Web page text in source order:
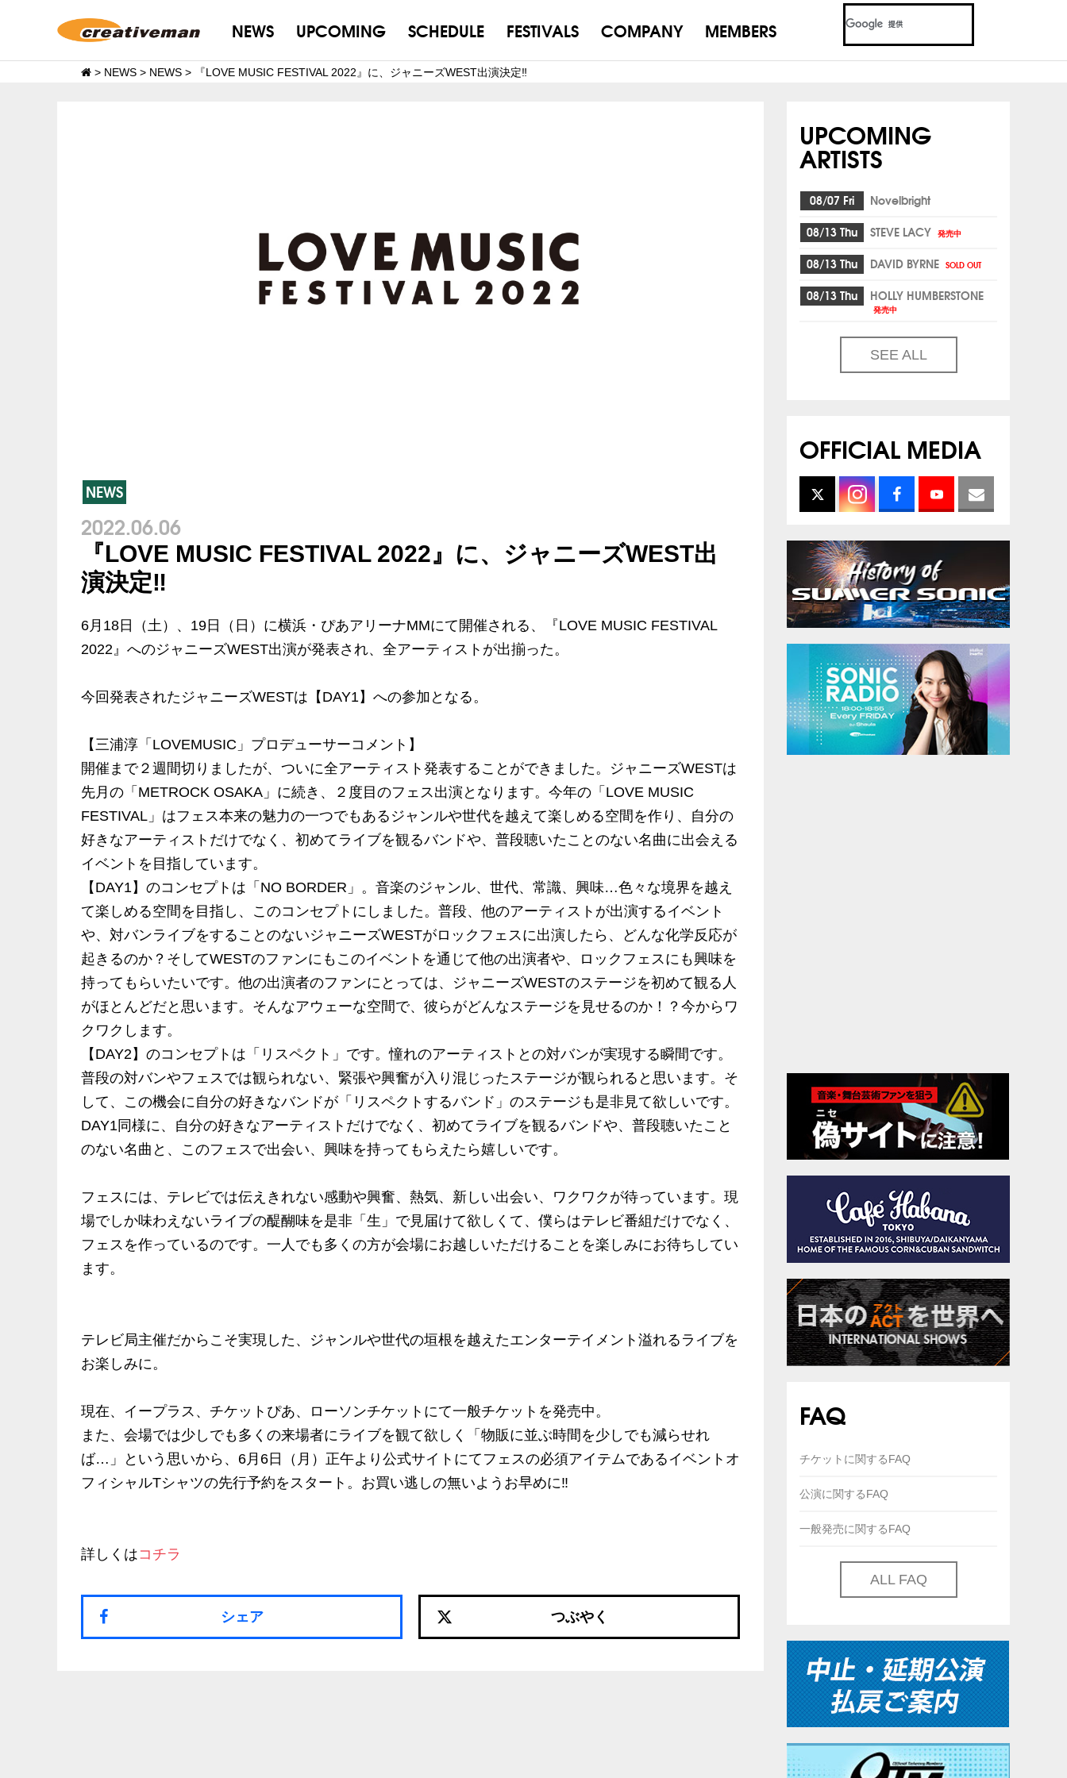
NEWS UPCOMING SCHEDULE FESTIVALS COMPANY MEMBERS
> NEWS > NEWS > 『LOVE MUSIC FESTIVAL 2022』に、ジャニーズWEST出演決定‼
NEWS
2022.06.06
『LOVE MUSIC FESTIVAL 2022』に、ジャニーズWEST出
演決定‼
6月18日（土）、19日（日）に横浜・ぴあアリーナMMにて開催される、『LOVE MUSIC FESTIVAL
2022』へのジャニーズWEST出演が発表され、全アーティストが出揃った。
今回発表されたジャニーズWESTは【DAY1】への参加となる。
【三浦淳「LOVEMUSIC」プロデューサーコメント】
開催まで２週間切りましたが、ついに全アーティスト発表することができました。ジャニーズWESTは
先月の「METROCK OSAKA」に続き、２度目のフェス出演となります。今年の「LOVE MUSIC
FESTIVAL」はフェス本来の魅力の一つでもあるジャンルや世代を越えて楽しめる空間を作り、自分の
好きなアーティストだけでなく、初めてライブを観るバンドや、普段聴いたことのない名曲に出会える
イベントを目指しています。
【DAY1】のコンセプトは「NO BORDER」。音楽のジャンル、世代、常識、興味…色々な境界を越え
て楽しめる空間を目指し、このコンセプトにしました。普段、他のアーティストが出演するイベント
や、対バンライブをすることのないジャニーズWESTがロックフェスに出演したら、どんな化学反応が
起きるのか？そしてWESTのファンにもこのイベントを通じて他の出演者や、ロックフェスにも興味を
持ってもらいたいです。他の出演者のファンにとっては、ジャニーズWESTのステージを初めて観る人
がほとんどだと思います。そんなアウェーな空間で、彼らがどんなステージを見せるのか！？今からワ
クワクします。
【DAY2】のコンセプトは「リスペクト」です。憧れのアーティストとの対バンが実現する瞬間です。
普段の対バンやフェスでは観られない、緊張や興奮が入り混じったステージが観られると思います。そ
して、この機会に自分の好きなバンドが「リスペクトするバンド」のステージも是非見て欲しいです。
DAY1同様に、自分の好きなアーティストだけでなく、初めてライブを観るバンドや、普段聴いたこと
のない名曲と、このフェスで出会い、興味を持ってもらえたら嬉しいです。
フェスには、テレビでは伝えきれない感動や興奮、熱気、新しい出会い、ワクワクが待っています。現
場でしか味わえないライブの醍醐味を是非「生」で見届けて欲しくて、僕らはテレビ番組だけでなく、
フェスを作っているのです。一人でも多くの方が会場にお越しいただけることを楽しみにお待ちしてい
ます。
テレビ局主催だからこそ実現した、ジャンルや世代の垣根を越えたエンターテイメント溢れるライブを
お楽しみに。
現在、イープラス、チケットぴあ、ローソンチケットにて一般チケットを発売中。
また、会場では少しでも多くの来場者にライブを観て欲しく「物販に並ぶ時間を少しでも減らせれ
ば…」という思いから、6月6日（月）正午より公式サイトにてフェスの必須アイテムであるイベントオ
フィシャルTシャツの先行予約をスタート。お買い逃しの無いようお早めに‼
詳しくはコチラ
シェア つぶやく
UPCOMING
ARTISTS
08/07 Fri
Novelbright
08/13 Thu
STEVE LACY 発売中
08/13 Thu DAVID BYRNE SOLD OUT
08/13 Thu HOLLY HUMBERSTONE
発売中
SEE ALL
OFFICIAL MEDIA
FAQ
チケットに関するFAQ
公演に関するFAQ
一般発売に関するFAQ
ALL FAQ